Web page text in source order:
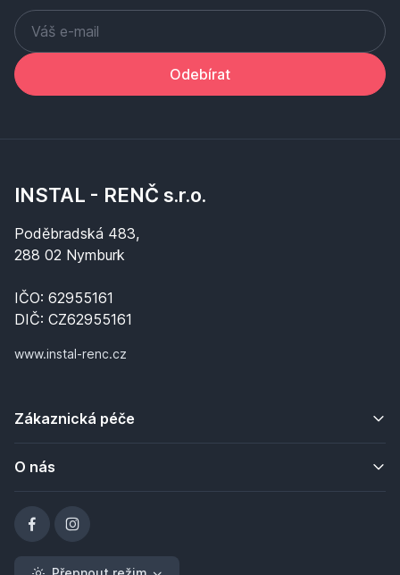
Odebírat
INSTAL - RENČ s.r.o.
Poděbradská 483,
288 02 Nymburk
IČO: 62955161
DIČ: CZ62955161
www.instal-renc.cz
Zákaznická péče
O nás